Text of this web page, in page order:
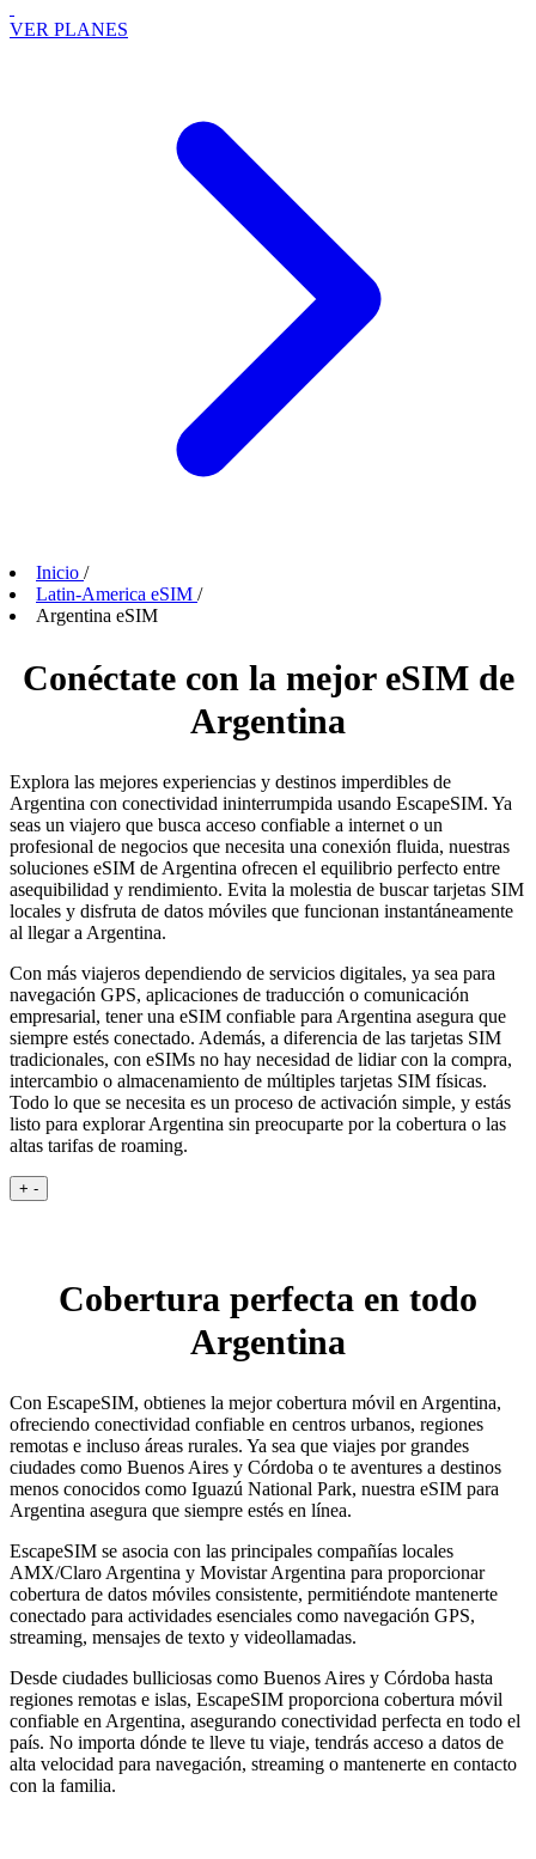
VER PLANES
Inicio /
Latin-America eSIM /
Argentina eSIM
Conéctate con la mejor eSIM de
Argentina
Explora las mejores experiencias y destinos imperdibles de
Argentina con conectividad ininterrumpida usando EscapeSIM. Ya
seas un viajero que busca acceso confiable a internet o un
profesional de negocios que necesita una conexión fluida, nuestras
soluciones eSIM de Argentina ofrecen el equilibrio perfecto entre
asequibilidad y rendimiento. Evita la molestia de buscar tarjetas SIM
locales y disfruta de datos móviles que funcionan instantáneamente
al llegar a Argentina.
Con más viajeros dependiendo de servicios digitales, ya sea para
navegación GPS, aplicaciones de traducción o comunicación
empresarial, tener una eSIM confiable para Argentina asegura que
siempre estés conectado. Además, a diferencia de las tarjetas SIM
tradicionales, con eSIMs no hay necesidad de lidiar con la compra,
intercambio o almacenamiento de múltiples tarjetas SIM físicas.
Todo lo que se necesita es un proceso de activación simple, y estás
listo para explorar Argentina sin preocuparte por la cobertura o las
altas tarifas de roaming.
+ -
Cobertura perfecta en todo
Argentina
Con EscapeSIM, obtienes la mejor cobertura móvil en Argentina,
ofreciendo conectividad confiable en centros urbanos, regiones
remotas e incluso áreas rurales. Ya sea que viajes por grandes
ciudades como Buenos Aires y Córdoba o te aventures a destinos
menos conocidos como Iguazú National Park, nuestra eSIM para
Argentina asegura que siempre estés en línea.
EscapeSIM se asocia con las principales compañías locales
AMX/Claro Argentina y Movistar Argentina para proporcionar
cobertura de datos móviles consistente, permitiéndote mantenerte
conectado para actividades esenciales como navegación GPS,
streaming, mensajes de texto y videollamadas.
Desde ciudades bulliciosas como Buenos Aires y Córdoba hasta
regiones remotas e islas, EscapeSIM proporciona cobertura móvil
confiable en Argentina, asegurando conectividad perfecta en todo el
país. No importa dónde te lleve tu viaje, tendrás acceso a datos de
alta velocidad para navegación, streaming o mantenerte en contacto
con la familia.